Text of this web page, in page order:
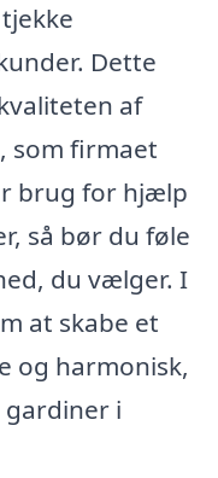
Dette
af
som firmaet
brug for hjælp
så bør du føle
du vælger. I
at skabe et
og harmonisk,
gardiner i